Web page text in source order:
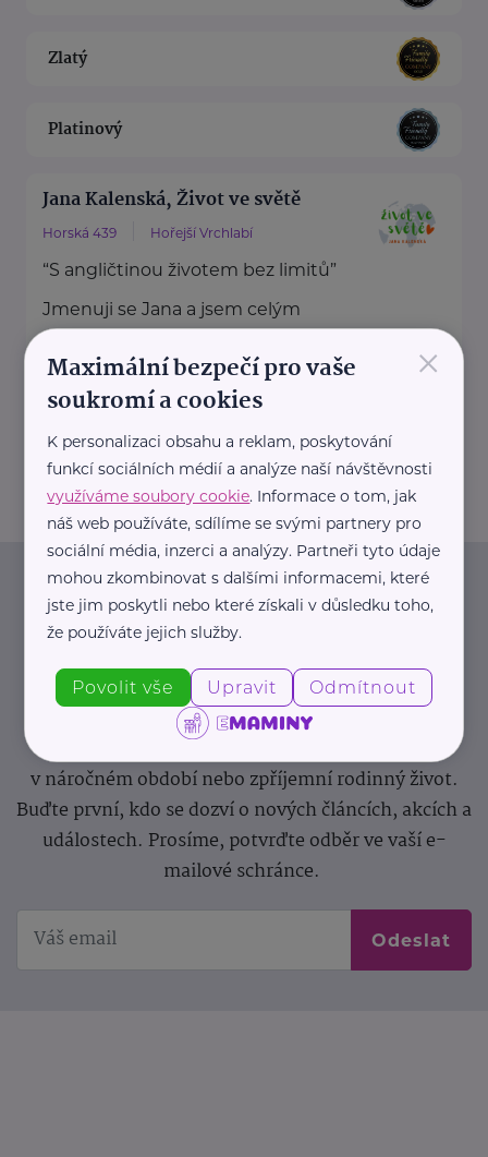
Zlatý
Platinový
Jana Kalenská, Život ve světě
Horská 439 Hořejší Vrchlabí
“S angličtinou životem bez limitů”
Jmenuji se Jana a jsem celým
https://www.zivotvesvete.cz/
jana@zivotvesvete.cz
Newsletter
podpora pro rodiče i sdílení zkušeností. Takový je
Newsletter webu eMaminy.cz. Přihlaste se k jeho
odběru a čtěte o tématech, které vám pomohou
v náročném období nebo zpříjemní rodinný život.
Buďte první, kdo se dozví o nových článcích, akcích a
událostech. Prosíme, potvrďte odběr ve vaší e-
mailové schránce.
Odeslat
×
Maximální bezpečí pro vaše
soukromí a cookies
K personalizaci obsahu a reklam, poskytování
funkcí sociálních médií a analýze naší návštěvnosti
využíváme soubory cookie. Informace o tom, jak
náš web používáte, sdílíme se svými partnery pro
sociální média, inzerci a analýzy. Partneři tyto údaje
mohou zkombinovat s dalšími informacemi, které
jste jim poskytli nebo které získali v důsledku toho,
že používáte jejich služby.
Povolit vše Upravit Odmítnout